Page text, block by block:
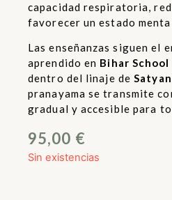
capacidad respiratoria,
favorecer un estado
Las enseñanzas siguen el
aprendido en Bihar
dentro del linaje de
pranayama se transmite
gradual y accesible para
95,00 €
Sin existencias